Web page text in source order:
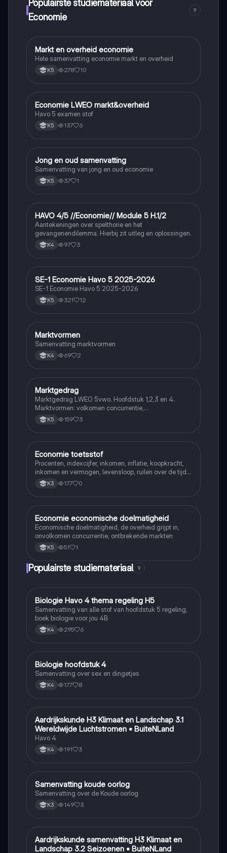
Populairste studiemateriaal voor
Economie
9
Economie
Markt en overheid economie
Hele samenvatting economie markt en overheid
K5 278 10
Economie
Economie LWEO markt&overheid
Havo 5 examen stof
K5 137 6
Economie
Jong en oud samenvatting
Samenvatting van jong en oud economie
K5 37 1
Economie
HAVO 4/5 //Economie// Module 5 H.1/2
Aantekeningen over spelthorie en het
gevangenendilemma. Hierbij zit uitleg en oplossingen.
K4 97 3
Economie
SE-1 Economie Havo 5 2025-2026
SE-1 Economie Havo 5 2025-2026
K5 321 12
Economie
Marktvormen
Samenvatting marktvormen
K4 69 2
Economie
Marktgedrag
Marktgedrag LWEO 5vwo. Hoofdstuk 1,2,3 en 4.
Marktvormen: volkomen concurrentie,
monopolistische concurrentie, oligopolie en monopolie
K5 159 3
Economie
Economie toetsstof
Procenten, indexcijfer, inkomen, inflatie, koopkracht,
inkomen en vermogen, levensloop, ruilen over de tijd,
rente (interest), spaarrekening en spaardeposito,
particuliere verzekeringen, averechtse selectie, moral
K3 177 0
Economie
Economie economische doelmatigheid
Economische doelmatigheid, de overheid grijpt in,
onvolkomen concurrentie, ontbrekende markten
K5 51 1
Populairste studiemateriaal 9
Biologie
Biologie Havo 4 thema regeling H5
Samenvatting van alle stof van hoofdstuk 5 regeling,
boek biologie voor jou 4B
K4 295 6
Biologie
Biologie hoofdstuk 4
Samenvatting over sex en dingetjes
K4 177 8
Aardrijkskunde
Aardrijkskunde H3 Klimaat en Landschap 3.1
Wereldwijde Luchtstromen • BuiteNLand
Havo 4
K4 191 3
Geschiedenis
Samenvatting koude oorlog
Samenvatting over de Koude oorlog
K3 149 3
Aardrijkskunde
Aardrijkskunde samenvatting H3 Klimaat en
Landschap 3.2 Seizoenen • BuiteNLand